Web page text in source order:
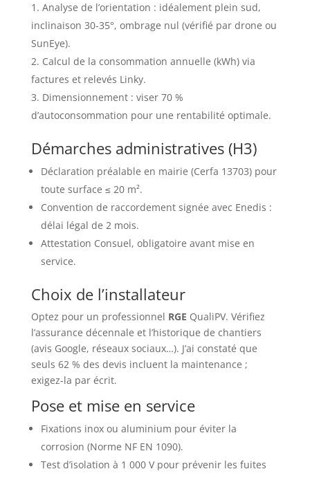
Analyse de l’orientation : idéalement plein sud,
inclinaison 30-35°, ombrage nul (vérifié par drone ou
SunEye).
Calcul de la consommation annuelle (kWh) via
factures et relevés Linky.
Dimensionnement : viser 70 %
d’autoconsommation pour une rentabilité optimale.
Démarches administratives (H3)
Déclaration préalable en mairie (Cerfa 13703) pour
toute surface ≤ 20 m².
Convention de raccordement signée avec Enedis :
délai légal de 2 mois.
Attestation Consuel, obligatoire avant mise en
service.
Choix de l’installateur
Optez pour un professionnel RGE QualiPV. Vérifiez
l’assurance décennale et l’historique de chantiers
(avis Google, réseaux sociaux…). J’ai constaté que
seuls 62 % des devis incluent la maintenance ;
exigez-la par écrit.
Pose et mise en service
Fixations inox ou aluminium pour éviter la
corrosion (Norme NF EN 1090).
Test d’isolation à 1 000 V pour prévenir les fuites